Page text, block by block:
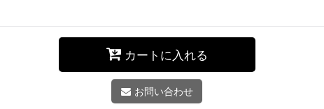
カートに入れる
お問い合わせ